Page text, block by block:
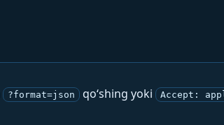
?format=json qo‘shing yoki Accept: